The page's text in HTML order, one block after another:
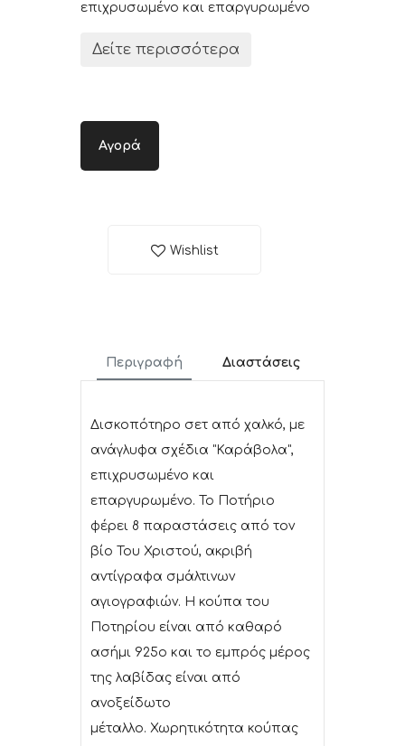
επιχρυσωμένο και επαργυρωμένο
Δείτε περισσότερα
Αγορά
Wishlist
Περιγραφή Διαστάσεις
Δισκοπότηρο σετ από χαλκό, με
ανάγλυφα σχέδια "Καράβολα",
επιχρυσωμένο και
επαργυρωμένο. Το Ποτήριο
φέρει 8 παραστάσεις από τον
βίο Του Χριστού, ακριβή
αντίγραφα σμάλτινων
αγιογραφιών. Η κούπα του
Ποτηρίου είναι από καθαρό
ασήμι 925ο και το εμπρός μέρος
της λαβίδας είναι από
ανοξείδωτο
μέταλλο. Χωρητικότητα κούπας